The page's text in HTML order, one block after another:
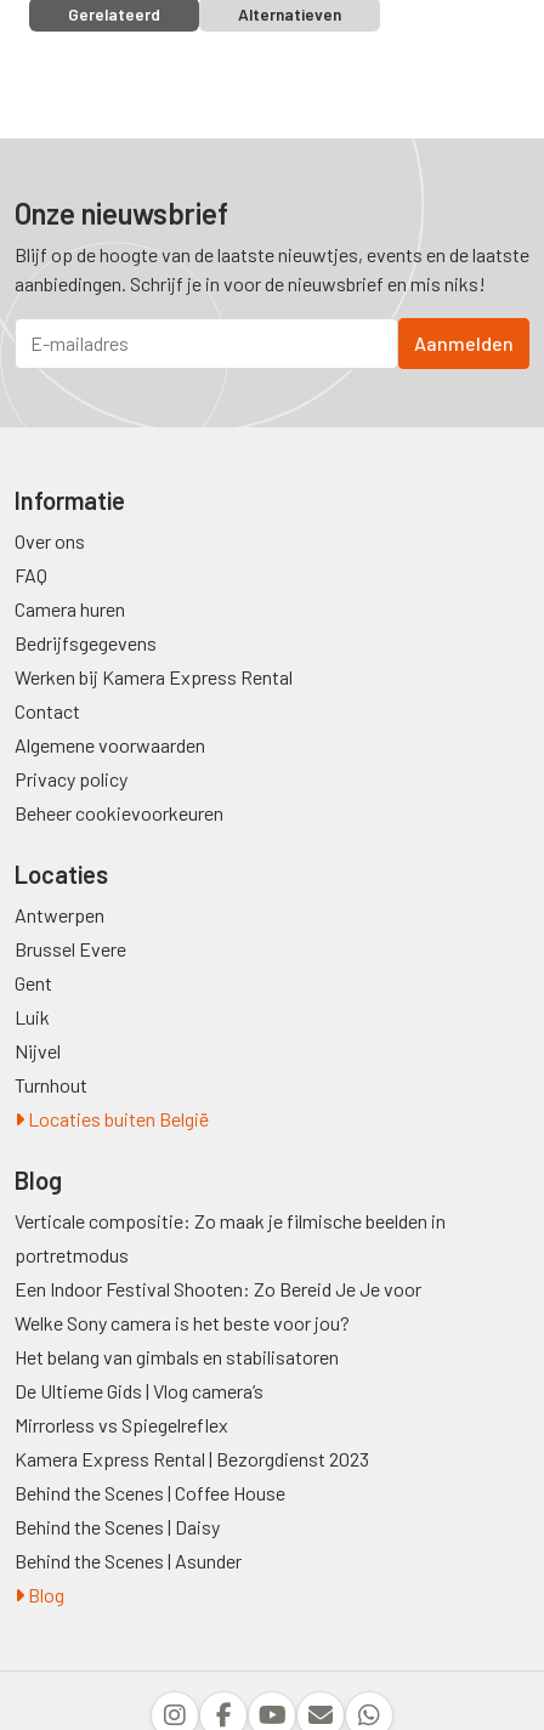
Gerelateerd Alternatieven
Onze nieuwsbrief
Blijf op de hoogte van de laatste nieuwtjes, events en de laatste
aanbiedingen. Schrijf je in voor de nieuwsbrief en mis niks!
Informatie
Over ons
FAQ
Camera huren
Bedrijfsgegevens
Werken bij Kamera Express Rental
Contact
Algemene voorwaarden
Privacy policy
Beheer cookievoorkeuren
Locaties
Antwerpen
Brussel Evere
Gent
Luik
Nijvel
Turnhout
Locaties buiten België
Blog
Verticale compositie: Zo maak je filmische beelden in
portretmodus
Een Indoor Festival Shooten: Zo Bereid Je Je voor
Welke Sony camera is het beste voor jou?
Het belang van gimbals en stabilisatoren
De Ultieme Gids | Vlog camera’s
Mirrorless vs Spiegelreflex
Kamera Express Rental | Bezorgdienst 2023
Behind the Scenes | Coffee House
Behind the Scenes | Daisy
Behind the Scenes | Asunder
Blog